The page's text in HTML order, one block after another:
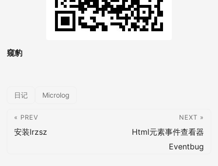
窥豹
日记 Microlog
« PREV
安装lrzsz
NEXT »
Html元素事件查看器
Eventbug